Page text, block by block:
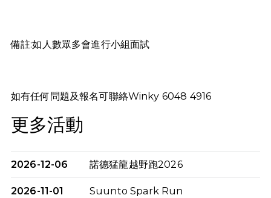
備註:如人數眾多會進行小組面試
如有任何問題及報名可聯絡Winky 6048 4916
更多活動
2026-12-06 諾德猛龍越野跑2026
2026-11-01 Suunto Spark Run